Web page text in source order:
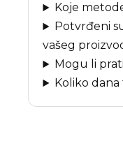
Koje
Potvrđeni
vašeg
Mogu li
Koliko